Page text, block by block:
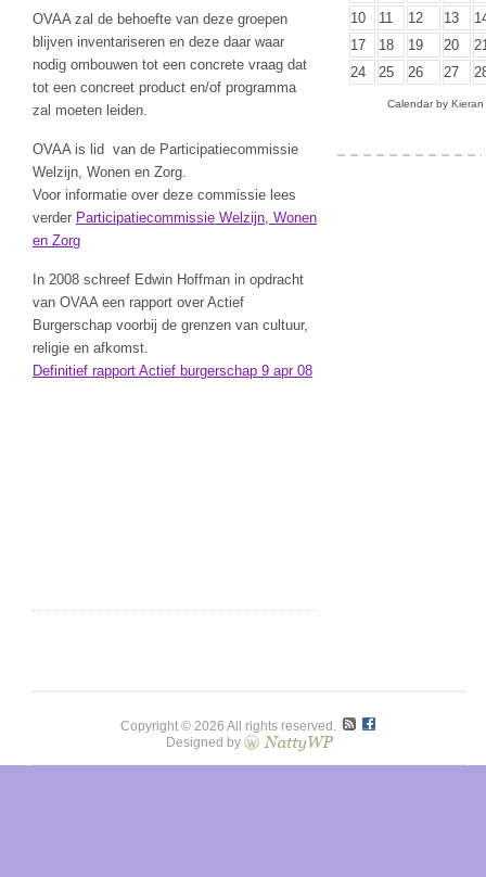
OVAA zal de behoefte van deze groepen
blijven inventariseren en deze daar waar
nodig ombouwen tot een concrete vraag dat
tot een concreet product en/of programma
zal moeten leiden.
OVAA is lid van de Participatiecommissie
Welzijn, Wonen en Zorg.
Voor informatie over deze commissie lees
verder Participatiecommissie Welzijn, Wonen
en Zorg
In 2008 schreef Edwin Hoffman in opdracht
van OVAA een rapport over Actief
Burgerschap voorbij de grenzen van cultuur,
religie en afkomst.
Definitief rapport Actief burgerschap 9 apr 08
10
11 12 13
17
18 19 20
24
25 26 27
Calendar by
Copyright © 2026 All rights reserved.
Designed by